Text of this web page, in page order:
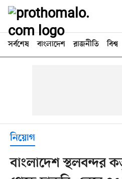
সর্বশেষ বাংলাদেশ রাজনীতি বিশ্ব
নিয়োগ
বাংলাদেশ স্থলবন্দর